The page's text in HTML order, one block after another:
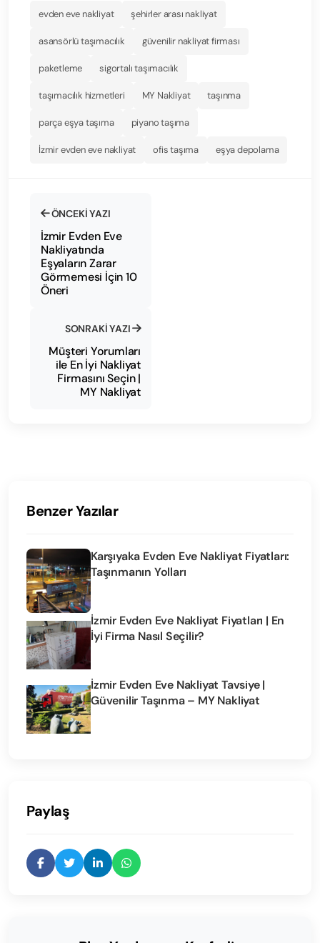
evden eve nakliyat şehirler arası nakliyat
asansörlü taşımacılık güvenilir nakliyat firması
paketleme sigortalı taşımacılık
taşımacılık hizmetleri MY Nakliyat taşınma
parça eşya taşıma piyano taşıma
İzmir evden eve nakliyat ofis taşıma eşya depolama
ÖNCEKI YAZI
İzmir Evden Eve
Nakliyatında
Eşyaların Zarar
Görmemesi İçin 10
Öneri
SONRAKI YAZI
Müşteri Yorumları
ile En İyi Nakliyat
Firmasını Seçin |
MY Nakliyat
Benzer Yazılar
Karşıyaka Evden Eve Nakliyat Fiyatları:
Taşınmanın Yolları
İzmir Evden Eve Nakliyat Fiyatları | En
İyi Firma Nasıl Seçilir?
İzmir Evden Eve Nakliyat Tavsiye |
Güvenilir Taşınma – MY Nakliyat
Paylaş